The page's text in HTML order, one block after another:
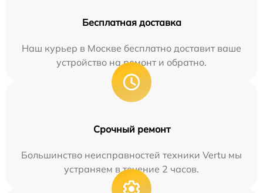
Бесплатная доставка
Наш курьер в Москве бесплатно доставит ваше
устройство на ремонт и обратно.
Срочный ремонт
Большинство неисправностей техники Vertu мы
устраняем в течение 2 часов.